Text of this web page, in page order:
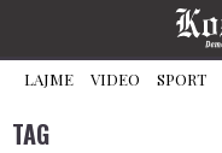
LAJME VIDEO SPORT
TAG